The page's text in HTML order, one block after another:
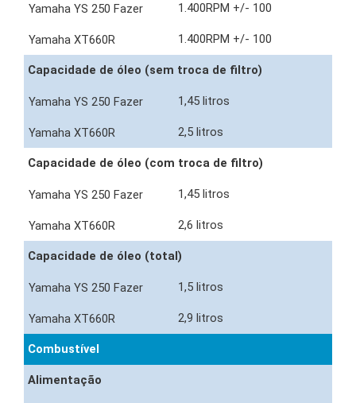
1.400RPM +/- 100
1.400RPM +/- 100
Capacidade de óleo (sem troca de filtro)
1,45 litros
2,5 litros
Capacidade de óleo (com troca de filtro)
1,45 litros
2,6 litros
Capacidade de óleo (total)
1,5 litros
2,9 litros
Combustível
Alimentação